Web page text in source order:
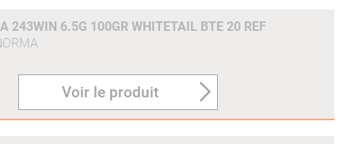
243WIN 6.5G 100GR WHITETAIL BTE 20 REF
Voir le produit